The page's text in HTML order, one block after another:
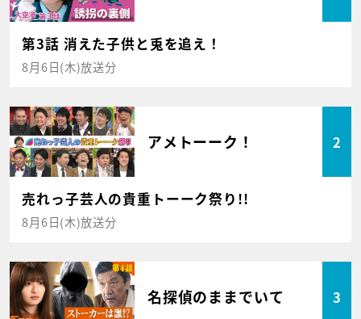
第3話 消えた子供と兎を追え！
8月6日(木)放送分
アメトーーク！ 2
売れっ子芸人の貴重トーーク祭り!!
8月6日(木)放送分
名探偵のままでいて 3